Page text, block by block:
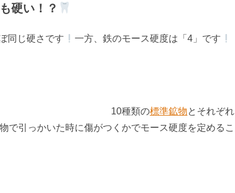
硬い！？
同じ硬さです 一方、鉄のモース硬度は「4」です
10種類の標準鉱物とそれぞれ
で引っかいた時に傷がつくかでモース硬度を定めるこ